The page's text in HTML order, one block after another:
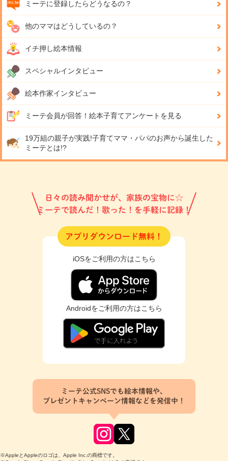
ミーテに登録したらどうなるの？
他のママはどうしているの？
イチ押し絵本情報
スペシャルインタビュー
絵本作家インタビュー
ミーテ会員が回答！ 絵本子育てアンケートを見る
19万組の親子が実践!子育てママ・パパのお声から誕生した
ミーテとは!?
日々の読み聞かせが、家族の宝物に☆
ミーテで読んだ！歌った！を手軽に記録！
アプリダウンロード無料！
iOSをご利用の方はこちら
Androidをご利用の方はこちら
ミーテ公式SNSでも絵本情報や、
プレゼントキャンペーン情報などを発信中！
※AppleとAppleのロゴは、Apple Inc.の商標です。